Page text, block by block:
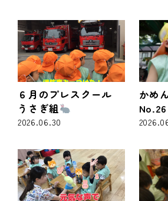
６月のプレスクール
うさぎ組
2026.06.30
かめん
No.26